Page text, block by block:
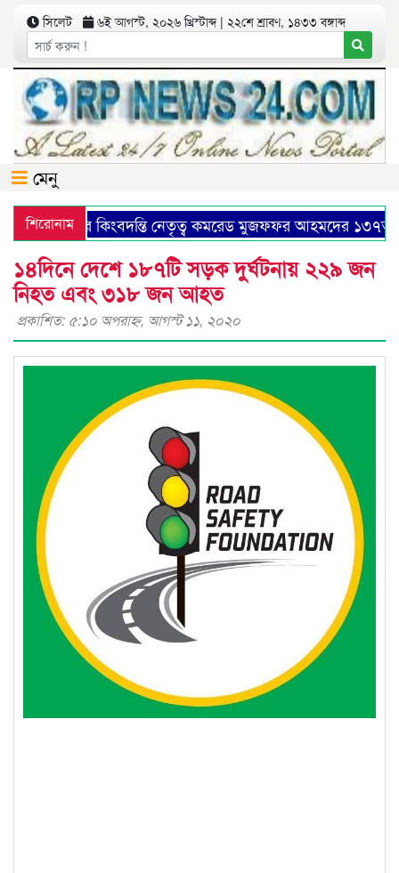
সিলেট ৬ই আগস্ট, ২০২৬ খ্রিস্টাব্দ | ২২শে শ্রাবণ, ১৪৩৩ বঙ্গাব্দ
মেনু
শিরোনামকিংবদন্তি নেতৃত্ব কমরেড মুজফ্ফর আহমদের ১৩৭তম
১৪দিনে দেশে ১৮৭টি সড়ক দুর্ঘটনায় ২২৯ জন
নিহত এবং ৩১৮ জন আহত
প্রকাশিত: ৫:১০ অপরাহ্ণ, আগস্ট ১১, ২০২০